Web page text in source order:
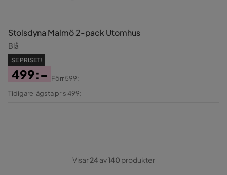
Stolsdyna Malmö 2-pack Utomhus
Blå
SE PRISET!
Pris
499:-
Original
Förr599:-
Tidigare lägsta pris 499:-
Visar24av140 produkter